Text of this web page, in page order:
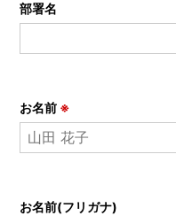
部署名
お名前 ※
お名前(フリガナ)